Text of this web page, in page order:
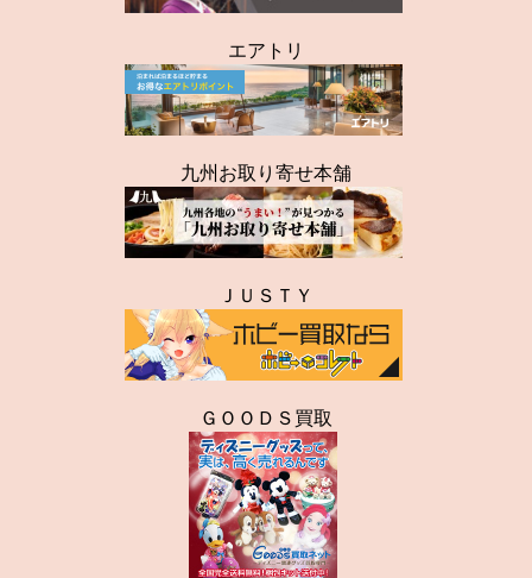
エアトリ
九州お取り寄せ本舗
ＪＵＳＴＹ
ＧＯＯＤＳ買取